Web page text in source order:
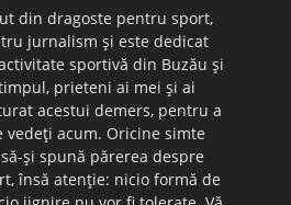
din dragoste pentru sport,
jurnalism şi este dedicat
sportivă din Buzău şi
prieteni ai mei şi ai
acestui demers, pentru a
vedeţi acum. Oricine simte
şi spună părerea despre
însă atenţie: nicio formă de